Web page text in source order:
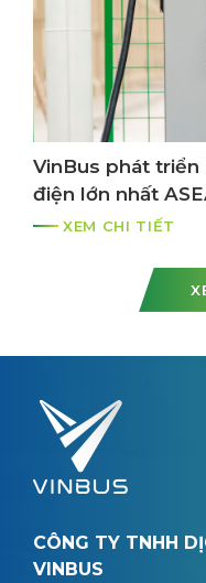
VinBus phát
điện lớn nhất
XEM CHI TIẾT
CÔNG TY TNHH
VINBUS